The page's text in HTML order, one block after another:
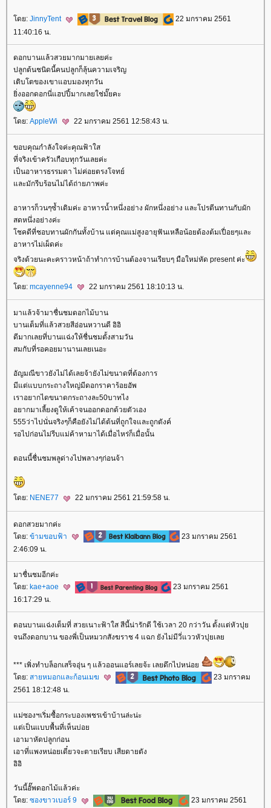
ดย: JinnyTent
22 มกราคม 2561
11:40:16 น.
ดอกบานแล้วสวยมากมายเลยค่ะ
ปลูกต้นชนิดนี้คนปลูกก็ลุ้นความเจริญ
เติบโตของเขาแอบมองทุกวัน
ิ่งออกดอกนี่แฮปปี้มากเลยใช่มั๊ยคะ
ดย: AppleWi 22 มกราคม 2561 12:58:43 น.
ขอบคุณกำลังใจค่ะคุณฟ้าใส
ที่จริงเข้าครัวเกือบทุกวันเลยค่ะ
เป็นอาหารธรรมดา ไม่ค่อยตรงโจทย์
ละมักรีบร้อนไม่ได้ถ่ายภาพค่ะ
อาหารก็วนๆซ้ำเดิมค่ะ อาหารน้ำหนึ่งอย่าง ผักหนึ่งอย่าง และโปรตีนทานกับผัก
สดหนึ่งอย่างค่ะ
ชคดีที่ชอบทานผักกันทั้งบ้าน แต่คุณแม่สูงอายุฟันเหลือน้อยต้องต้มเปื่อยๆและ
อาหารไม่เผ็ดค่ะ
จริงด้วยนะคะคราวหน้าถ้าทำการบ้านต้องจานเรียบๆ มือใหม่หัด present ค่ะ
ดย: mcayenne94 22 มกราคม 2561 18:10:13 น.
มาแล้วจ้ามาชื่นชมดอกไม้บาน
บานเต็มที่แล้วสวยสีอ่อนหวานดี อิอิ
ดีมากเลยที่บานแฉ่งให้ชื่นชมตั้งสามวัน
สมกับที่รอคอยมานานเลยเนอะ
อัญมณีขาวยังไม่ได้เลยจ้ายังไม่ขนาดที่ต้องการ
มีแต่แบบกระถางใหญ่มีดอกราคาร้อยอัพ
เราอยากไดขนาดกระถางละ50บาทไง
อยากมาเลี้ยงดูให้เค้าจนออกดอกด้วยตัวเอง
555ว่าไปนั่นจริงๆก็คือยังไม่ได้ต้นที่ถูกใจและถูกตังค์
รอไปก่อนไม่รีบแม่ค้าหามาได้เมื่อไหร่ก็เมื่อนั้น
ตอนนี้ชื่นชมพลูด่างไปพลางๆก่อนจ้า
ดย: NENE77 22 มกราคม 2561 21:59:58 น.
ดอกสวยมากค่ะ
ดย: ข้ามขอบฟ้า
23 มกราคม 2561
2:46:09 น.
มาชื่นชมอีกค่ะ
ดย: kae+aoe
23 มกราคม 2561
16:17:29 น.
ตอนบานแฉ่งเต็มที่ สวยเนาะฟ้าใส สีนี้น่ารักดี ใช้เวลา 20 กว่าวัน ตั้งแต่หัวปุ
จนถึงดอกบาน ของพี่เป็นหมวกสังฆราช 4 แฉก ยังไม่มีวี่แววหัวปุยเล
*** เพิ่งทำบล็อกเสร็จอุ่น ๆ แล้วออนแอร์เลยจ้ะ เลยดึกไปหน่อ
ดย: สายหมอกและก้อนเมฆ
23 มกราคม
2561 18:12:48 น.
ม่ซองฯเริ่มซื้อกระบองเพชรเข้าบ้านล่ะน่ะ
ต่เป็นแบบพื้นที่เห็นบ่อ
เอามาหัดปลูกก่อน
เอาที่แพงหน่อยเดี๋ยวจะตายเรียบ เสียดายตัง
อิอิ
วันนี้อั๊พดอกไม้แล้วค่ะ
ดย: ซองขาวเบอร์ 9
23 มกราคม 2561